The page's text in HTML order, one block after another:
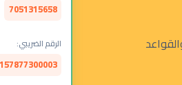
7051315658
الرقم الضريبي: